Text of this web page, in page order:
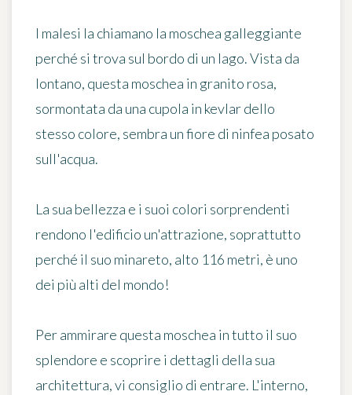
I malesi la chiamano la moschea galleggiante
perché si trova sul bordo di un lago. Vista da
lontano, questa moschea in granito rosa,
sormontata da una cupola in kevlar dello
stesso colore, sembra un fiore di ninfea posato
sull'acqua.
La sua bellezza e i suoi colori sorprendenti
rendono l'edificio un'attrazione, soprattutto
perché il suo minareto, alto 116 metri, è uno
dei più alti del mondo!
Per ammirare questa moschea in tutto il suo
splendore e scoprire i dettagli della sua
architettura, vi consiglio di entrare. L'interno,